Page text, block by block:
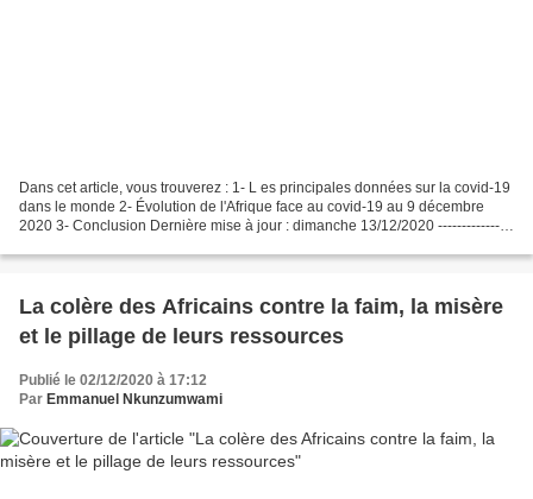
Dans cet article, vous trouverez : 1- L es principales données sur la covid-19
dans le monde 2- Évolution de l'Afrique face au covid-19 au 9 décembre
2020 3- Conclusion Dernière mise à jour : dimanche 13/12/2020 ----------------
La colère des Africains contre la faim, la misère
et le pillage de leurs ressources
Publié le 02/12/2020 à 17:12
Par Emmanuel Nkunzumwami